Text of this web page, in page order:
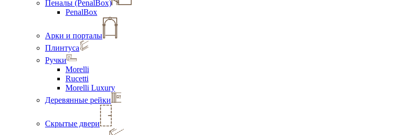
Пеналы (PenalBox)
PenalBox
Арки и порталы
Плинтуса
Ручки
Morelli
Rucetti
Morelli Luxury
Деревянные рейки
Скрытые двери